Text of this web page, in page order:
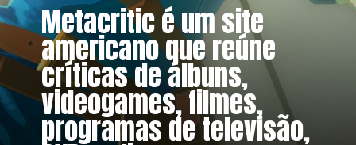
Metacritic é um site
americano que reúne
críticas de álbuns,
videogames, filmes,
programas de televisão,